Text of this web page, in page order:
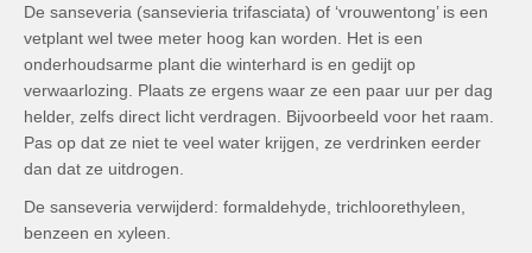
De sanseveria (sansevieria trifasciata) of ‘vrouwentong’ is een
vetplant wel twee meter hoog kan worden. Het is een
onderhoudsarme plant die winterhard is en gedijt op
verwaarlozing. Plaats ze ergens waar ze een paar uur per dag
helder, zelfs direct licht verdragen. Bijvoorbeeld voor het raam.
Pas op dat ze niet te veel water krijgen, ze verdrinken eerder
dan dat ze uitdrogen.
De sanseveria verwijderd: formaldehyde, trichloorethyleen,
benzeen en xyleen.